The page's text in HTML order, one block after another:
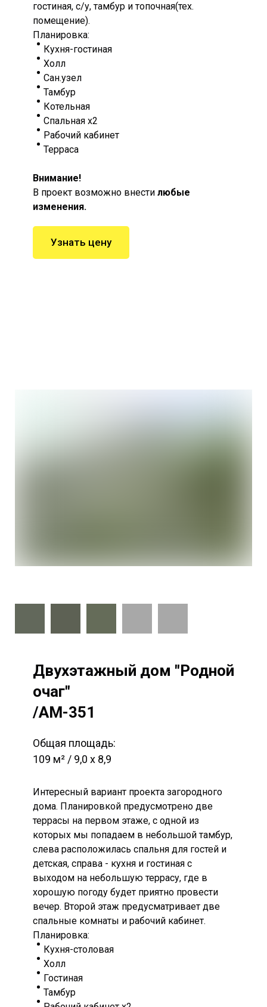
гостиная, с/у, тамбур и топочная(тех.
помещение).
Планировка:
Кухня-гостиная
Холл
Сан.узел
Тамбур
Котельная
Спальная х2
Рабочий кабинет
Терраса
Внимание!
В проект возможно внести любые
изменения.
Узнать цену
Двухэтажный дом "Родной
очаг"
/AM-351
Общая площадь:
109 м² / 9,0 х 8,9
Интересный вариант проекта загородного
дома. Планировкой предусмотрено две
террасы на первом этаже, с одной из
которых мы попадаем в небольшой тамбур,
слева расположилась спальня для гостей и
детская, справа - кухня и гостиная с
выходом на небольшую террасу, где в
хорошую погоду будет приятно провести
вечер. Второй этаж предусматривает две
спальные комнаты и рабочий кабинет.
Планировка:
Кухня-столовая
Холл
Гостиная
Тамбур